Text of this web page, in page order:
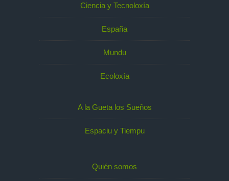
Ciencia y Tecnoloxía
España
Mundu
Ecoloxía
A la Gueta los Sueños
Espaciu y Tiempu
Quién somos